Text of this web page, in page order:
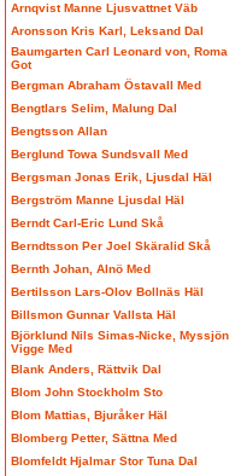
Arnqvist Manne Ljusvattnet Väb
Aronsson Kris Karl, Leksand Dal
Baumgarten Carl Leonard von, Roma
Got
Bergman Abraham Östavall Med
Bengtlars Selim, Malung Dal
Bengtsson Allan
Berglund Towa Sundsvall Med
Bergsman Jonas Erik, Ljusdal Häl
Bergström Manne Ljusdal Häl
Berndt Carl-Eric Lund Skå
Berndtsson Per Joel Skäralid Skå
Bernth Johan, Alnö Med
Bertilsson Lars-Olov Bollnäs Häl
Billsmon Gunnar Vallsta Häl
Björklund Nils Simas-Nicke, Myssjön
Vigge Med
Blank Anders, Rättvik Dal
Blom John Stockholm Sto
Blom Mattias, Bjuråker Häl
Blomberg Petter, Sättna Med
Blomfeldt Hjalmar Stor Tuna Dal